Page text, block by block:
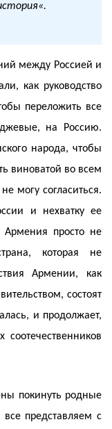
«.
между Россией и
как руководство
переложить все
на Россию.
народа, чтобы
виноватой во всем
могу согласиться.
и нехватку ее
Армения просто не
которая не
Армении, как
состоят
и продолжает,
покинуть родные
представляем с